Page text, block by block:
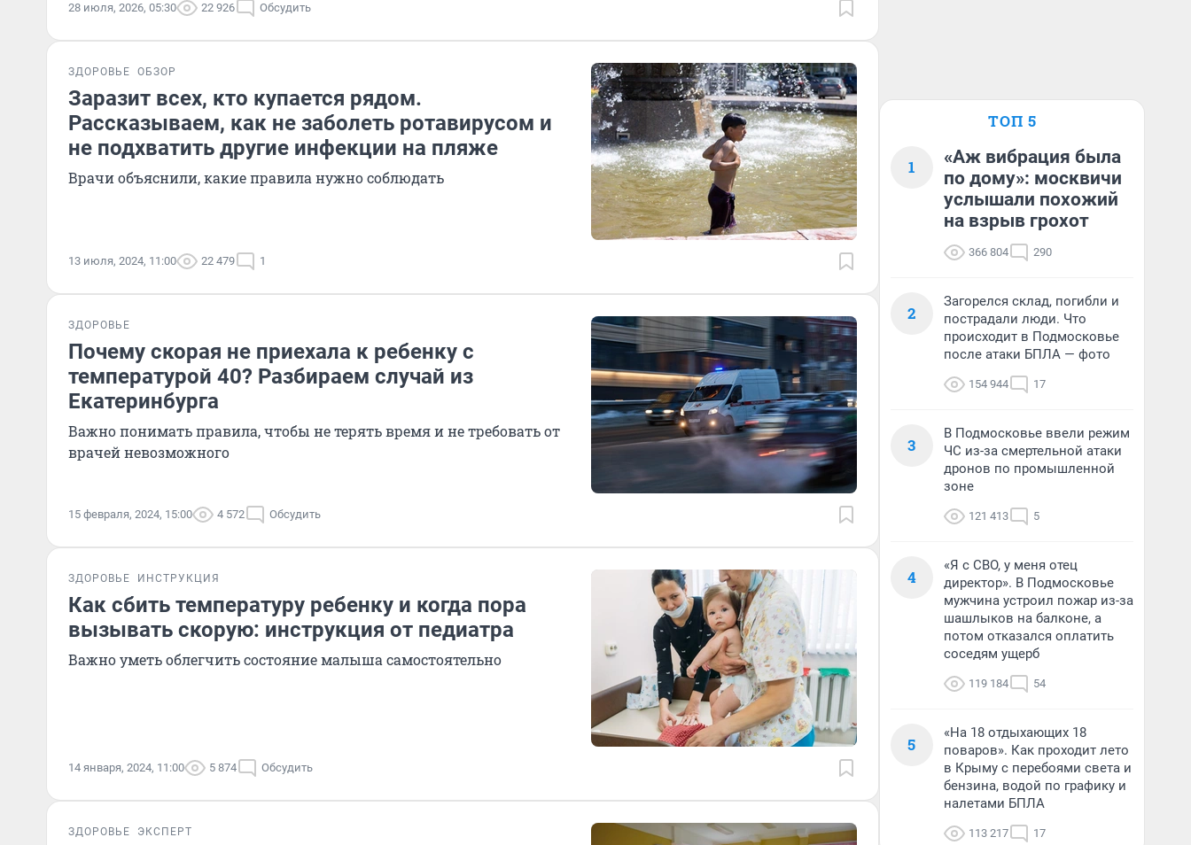
28 июля, 2026, 05:30 22 926 Обсудить
ЗДОРОВЬЕ ОБЗОР
Заразит всех, кто купается рядом.
Рассказываем, как не заболеть ротавирусом и
не подхватить другие инфекции на пляже
Врачи объяснили, какие правила нужно соблюдать
13 июля, 2024, 11:00 22 479 1
ЗДОРОВЬЕ
Почему скорая не приехала к ребенку с
температурой 40? Разбираем случай из
Екатеринбурга
Важно понимать правила, чтобы не терять время и не требовать от
врачей невозможного
15 февраля, 2024, 15:00 4 572 Обсудить
ЗДОРОВЬЕ ИНСТРУКЦИЯ
Как сбить температуру ребенку и когда пора
вызывать скорую: инструкция от педиатра
Важно уметь облегчить состояние малыша самостоятельно
14 января, 2024, 11:00 5 874 Обсудить
ЗДОРОВЬЕ ЭКСПЕРТ
ТОП 5
1
«Аж вибрация была
по дому»: москвичи
услышали похожий
на взрыв грохот
366 804 290
2
Загорелся склад, погибли и
пострадали люди. Что
происходит в Подмосковье
после атаки БПЛА — фото
154 944 17
3
В Подмосковье ввели режим
ЧС из-за смертельной атаки
дронов по промышленной
зоне
121 413 5
4
«Я с СВО, у меня отец
директор». В Подмосковье
мужчина устроил пожар из-за
шашлыков на балконе, а
потом отказался оплатить
соседям ущерб
119 184 54
5
«На 18 отдыхающих 18
поваров». Как проходит лето
в Крыму с перебоями света и
бензина, водой по графику и
налетами БПЛА
113 217 17